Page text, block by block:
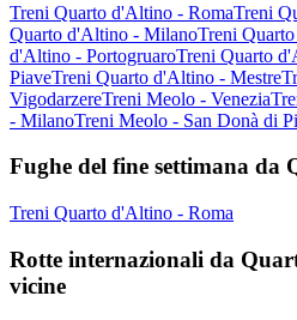
Treni Quarto d'Altino - RomaTreni
Quarto d'Altino - MilanoTreni
d'Altino - PortogruaroTreni Quarto
PiaveTreni Quarto d'Altino - Mestre
VigodarzereTreni Meolo - Venezia
- MilanoTreni Meolo - San Donà di
Fughe del fine settimana
Treni Quarto d'Altino - Roma
Rotte internazionali da
vicine